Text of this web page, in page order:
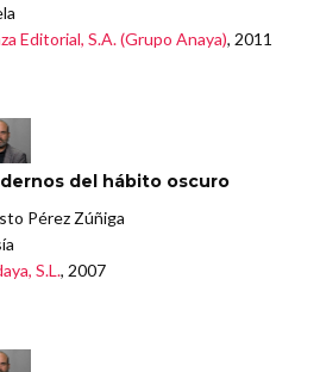
Editorial, S.A. (Grupo Anaya), 2011
del hábito oscuro
Pérez Zúñiga
S.L., 2007